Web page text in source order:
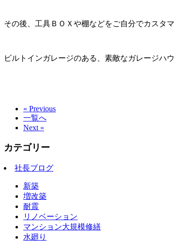
その後、工具ＢＯＸや棚などをご自分でカスタマ
ビルトインガレージのある、素敵なガレージハウ
« Previous
一覧へ
Next »
カテゴリー
社長ブログ
新築
増改築
耐震
リノベーション
マンション大規模修繕
水廻り